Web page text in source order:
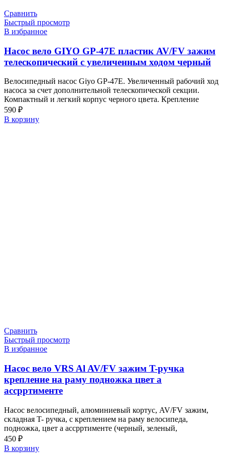
Сравнить
Быстрый просмотр
В избранное
Насос вело GIYO GP-47E пластик AV/FV зажим
телескопический с увеличенным ходом черный
Велосипедный насос Giyo GP-47E. Увеличенный рабочий ход
насоса за счет дополнительной телескопической секции.
Компактный и легкий корпус черного цвета. Крепление
590 ₽
В корзину
Сравнить
Быстрый просмотр
В избранное
Насос вело VRS Al AV/FV зажим T-ручка
крепление на раму подножка цвет а
ассрртименте
Насос велосипедный, алюминиевый кортус, AV/FV зажим,
складная T- ручка, с креплением на раму велосипеда,
подножка, цвет а ассрртименте (черный, зеленый,
450 ₽
В корзину